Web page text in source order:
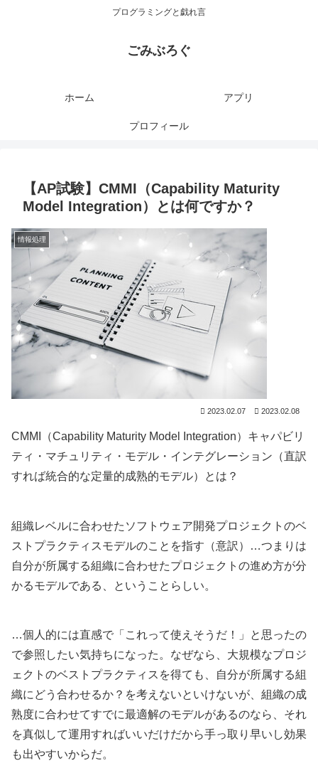
プログラミングと戯れ言
ごみぶろぐ
ホーム アプリ
プロフィール
【AP試験】CMMI（Capability Maturity
Model Integration）とは何ですか？
情報処理
2023.02.07 2023.02.08
CMMI（Capability Maturity Model Integration）キャパビリ
ティ・マチュリティ・モデル・インテグレーション（直訳
すれば統合的な定量的成熟的モデル）とは？
組織レベルに合わせたソフトウェア開発プロジェクトのベ
ストプラクティスモデルのことを指す（意訳）…つまりは
自分が所属する組織に合わせたプロジェクトの進め方が分
かるモデルである、ということらしい。
…個人的には直感で「これって使えそうだ！」と思ったの
で参照したい気持ちになった。なぜなら、大規模なプロジ
ェクトのベストプラクティスを得ても、自分が所属する組
織にどう合わせるか？を考えないといけないが、組織の成
熟度に合わせてすでに最適解のモデルがあるのなら、それ
を真似して運用すればいいだけだから手っ取り早いし効果
も出やすいからだ。